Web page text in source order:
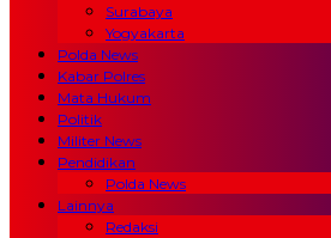
Surabaya
Yogyakarta
Polda News
Kabar Polres
Mata Hukum
Politik
Militer News
Pendidikan
Polda News
Lainnya
Redaksi